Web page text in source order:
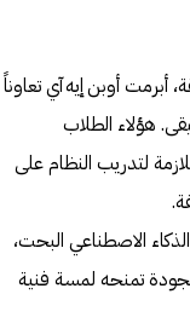
أبرمت أوبن إيه آي تعاوناً
هؤلاء الطلاب
لتدريب النظام على
الاصطناعي البحت،
تمنحه لمسة فنية